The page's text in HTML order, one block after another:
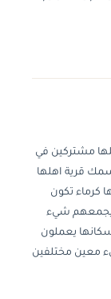
مشتركين في
قرية اهلها
كرماء تكون
يجمعهم شيء
سكانها يعملون
معين مختلفين